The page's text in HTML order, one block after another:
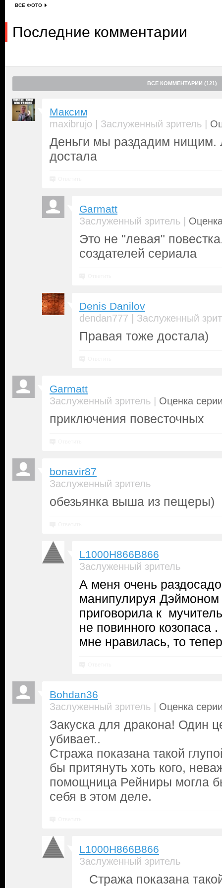
ВСЕ ФОТО
Последние комментарии
ВСЕ КОММЕНТАРИИ (121)
Максим
maxibrujo | Заслуженный зритель |
Деньги мы раздадим нищим.
достала
Garmatt
Заслуженный зритель |
Это не "левая"
создателей сериала
Denis Danilov
dendan777 | Заслуженный
Правая тоже достала)
Garmatt
Заслуженный зритель | Оценка
приключения повесточных
bonavir87
Заслуженный зритель
обезьянка выша из пещеры)
L1000H866B866
Заслуженный зритель
А меня очень
манипулируя Дэймоном
приговорила к
не повинного козопаса
мне нравилась, то
Bohdan36
Заслуженный зритель | Оценка
Закуска для дракона! Один
убивает..
Стража показана такой
бы притянуть хоть кого,
помощница Рейниры могла
себя в этом деле.
L1000H866B866
Заслуженный зритель
Стража показана